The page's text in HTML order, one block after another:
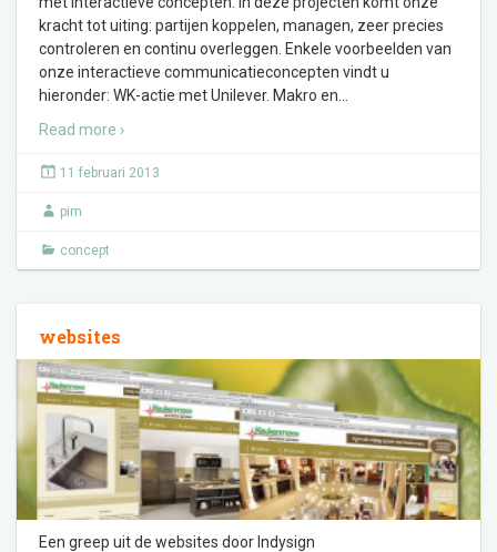
kracht tot uiting: partijen koppelen, managen, zeer precies
controleren en continu overleggen. Enkele voorbeelden van
onze interactieve communicatieconcepten vindt u
hieronder: WK-actie met Unilever. Makro en
Read more ›
11 februari 2013
pim
concept
websites
Een greep uit de websites door Indysign